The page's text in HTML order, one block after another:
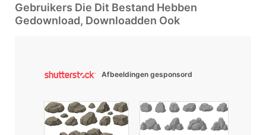
Gebruikers Die Dit Bestand Hebben
Gedownload, Downloadden Ook
Afbeeldingen gesponsord